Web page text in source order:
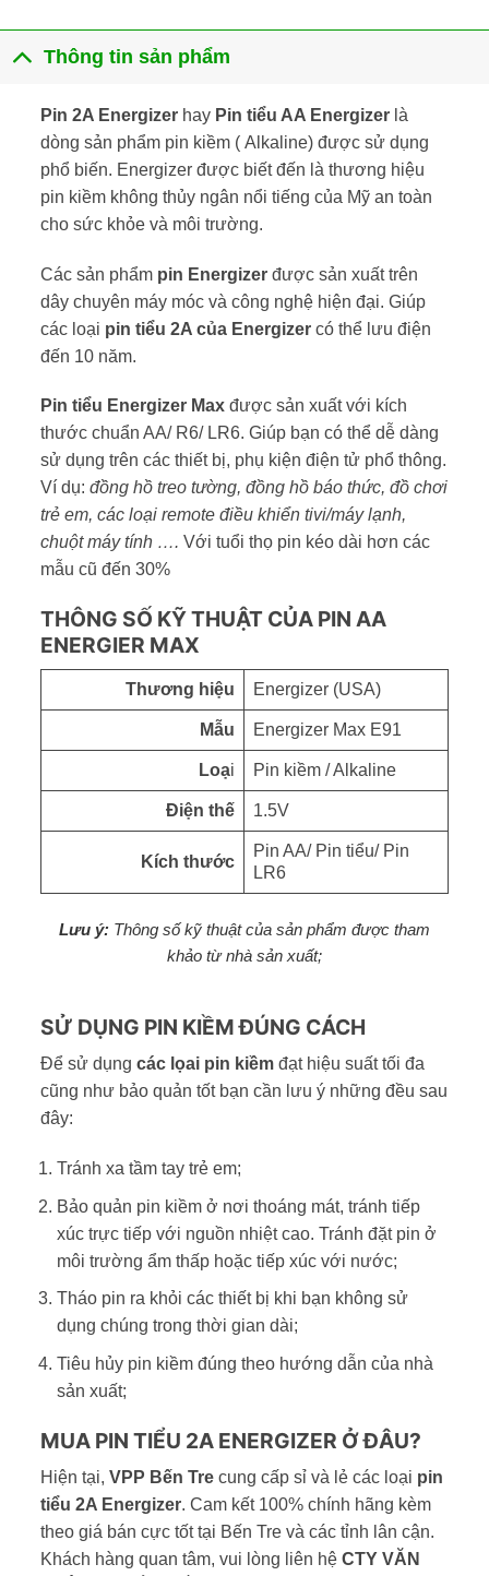
Thông tin sản phẩm
Pin 2A Energizer hay Pin tiểu AA Energizerlà
dòng sản phẩm pin kiềm ( Alkaline) được sử dụng
phổ biến. Energizer được biết đến là thương hiệu
pin kiềm không thủy ngân nổi tiếng của Mỹ an toàn
cho sức khỏe và môi trường.
Các sản phẩm pin Energizerđược sản xuất trên
dây chuyên máy móc và công nghệ hiện đại. Giúp
các loại pin tiểu 2A của Energizer có thể lưu điện
đến 10 năm.
Pin tiểu Energizer Maxđược sản xuất với kích
thước chuẩn AA/ R6/ LR6. Giúp bạn có thể dễ dàng
sử dụng trên các thiết bị, phụ kiện điện tử phổ thông.
Ví dụ: đồng hồ treo tường, đồng hồ báo thức, đồ chơi
trẻ em, các loại remote điều khiển tivi/máy lạnh,
chuột máy tính …. Với tuổi thọ pin kéo dài hơn các
mẫu cũ đến 30%
THÔNG SỐ KỸ THUẬT CỦA PIN AA
ENERGIER MAX
Thương hiệu Energizer (USA)
Mẫu Energizer Max E91
Loại Pin kiềm / Alkaline
Điện thế 1.5V
Kích thước
Pin AA/ Pin tiểu/ Pin
LR6
Lưu ý: Thông số kỹ thuật của sản phẩm được tham
khảo từ nhà sản xuất;
SỬ DỤNG PIN KIỀM ĐÚNG CÁCH
Để sử dụng các lọai pin kiềmđạt hiệu suất tối đa
cũng như bảo quản tốt bạn cần lưu ý những đều sau
đây:
Tránh xa tầm tay trẻ em;
Bảo quản pin kiềm ở nơi thoáng mát, tránh tiếp
xúc trực tiếp với nguồn nhiệt cao. Tránh đặt pin ở
môi trường ẩm thấp hoặc tiếp xúc với nước;
Tháo pin ra khỏi các thiết bị khi bạn không sử
dụng chúng trong thời gian dài;
Tiêu hủy pin kiềm đúng theo hướng dẫn của nhà
sản xuất;
MUA PIN TIỂU 2A ENERGIZER Ở ĐÂU?
Hiện tại, VPP Bến Trecung cấp sỉ và lẻ các loại pin
tiểu 2A Energizer. Cam kết 100% chính hãng kèm
theo giá bán cực tốt tại Bến Tre và các tỉnh lân cận.
Khách hàng quan tâm, vui lòng liên hệ CTY VĂN